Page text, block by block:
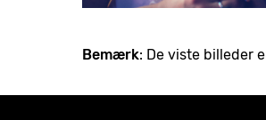
Bemærk: De viste billeder